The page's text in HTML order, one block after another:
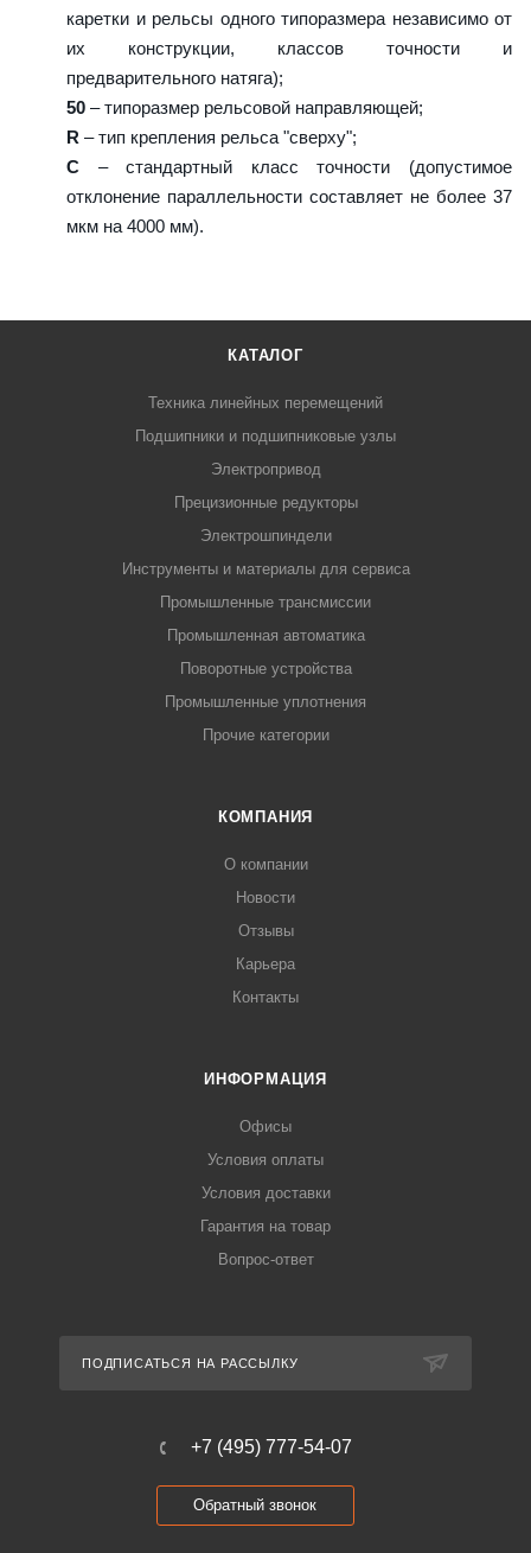
каретки и рельсы одного типоразмера независимо от
их конструкции, классов точности и
предварительного натяга);
50 – типоразмер рельсовой направляющей;
R – тип крепления рельса "сверху";
C – стандартный класс точности (допустимое
отклонение параллельности составляет не более 37
мкм на 4000 мм).
КАТАЛОГ
Техника линейных перемещений
Подшипники и подшипниковые узлы
Электропривод
Прецизионные редукторы
Электрошпиндели
Инструменты и материалы для сервиса
Промышленные трансмиссии
Промышленная автоматика
Поворотные устройства
Промышленные уплотнения
Прочие категории
КОМПАНИЯ
О компании
Новости
Отзывы
Карьера
Контакты
ИНФОРМАЦИЯ
Офисы
Условия оплаты
Условия доставки
Гарантия на товар
Вопрос-ответ
ПОДПИСАТЬСЯ НА РАССЫЛКУ
+7 (495) 777-54-07
Обратный звонок